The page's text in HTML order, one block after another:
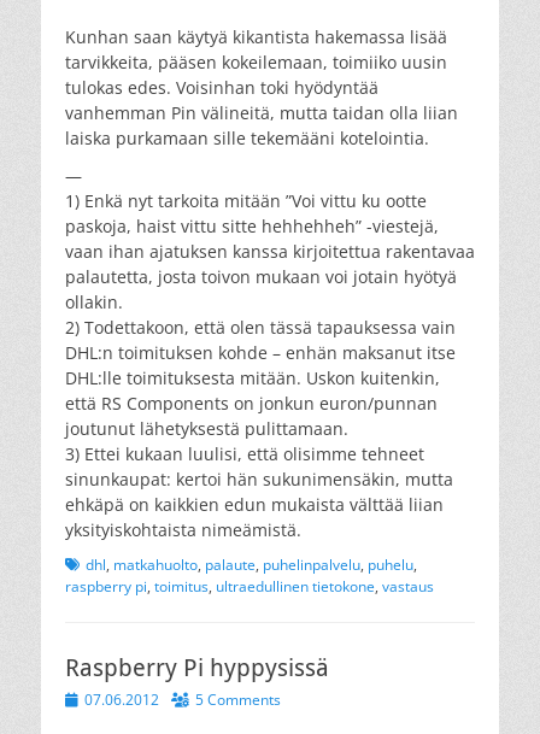
Kunhan saan käytyä kikantista hakemassa lisää
tarvikkeita, pääsen kokeilemaan, toimiiko uusin
tulokas edes. Voisinhan toki hyödyntää
vanhemman Pin välineitä, mutta taidan olla liian
laiska purkamaan sille tekemääni kotelointia.
—
1) Enkä nyt tarkoita mitään ”Voi vittu ku ootte
paskoja, haist vittu sitte hehhehheh” -viestejä,
vaan ihan ajatuksen kanssa kirjoitettua rakentavaa
palautetta, josta toivon mukaan voi jotain hyötyä
ollakin.
2) Todettakoon, että olen tässä tapauksessa vain
DHL:n toimituksen kohde – enhän maksanut itse
DHL:lle toimituksesta mitään. Uskon kuitenkin,
että RS Components on jonkun euron/punnan
joutunut lähetyksestä pulittamaan.
3) Ettei kukaan luulisi, että olisimme tehneet
sinunkaupat: kertoi hän sukunimensäkin, mutta
ehkäpä on kaikkien edun mukaista välttää liian
yksityiskohtaista nimeämistä.
Tagsdhl, matkahuolto, palaute, puhelinpalvelu, puhelu,
raspberry pi, toimitus, ultraedullinen tietokone, vastaus
Raspberry Pi hyppysissä
Posted
07.06.2012 5 Comments